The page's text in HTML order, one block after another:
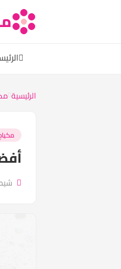
الرئيسية
أفضل 7 منتجات تجميل عليك